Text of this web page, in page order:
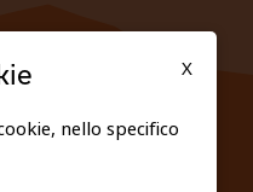
X
nello specifico